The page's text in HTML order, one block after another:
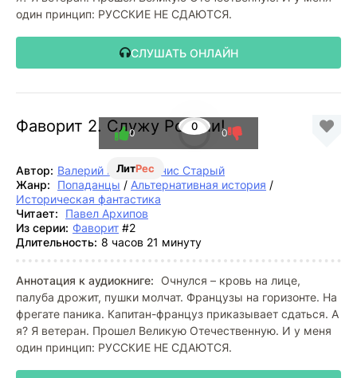
один принцип: РУССКИЕ НЕ СДАЮТСЯ.
СЛУШАТЬ ОНЛАЙН
Фаворит 2. Служу России!
ЛитРес
0
0 0
Автор: Валерий Гуров,Денис Старый
Жанр:
Попаданцы / Альтернативная история /
Историческая фантастика
Читает:
Павел Архипов
Из серии: Фаворит #2
Длительность: 8 часов 21 минуту
Аннотация к аудиокниге: Очнулся – кровь на лице,
палуба дрожит, пушки молчат. Французы на горизонте. На
фрегате паника. Капитан-француз приказывает сдаться. А
я? Я ветеран. Прошел Великую Отечественную. И у меня
один принцип: РУССКИЕ НЕ СДАЮТСЯ.